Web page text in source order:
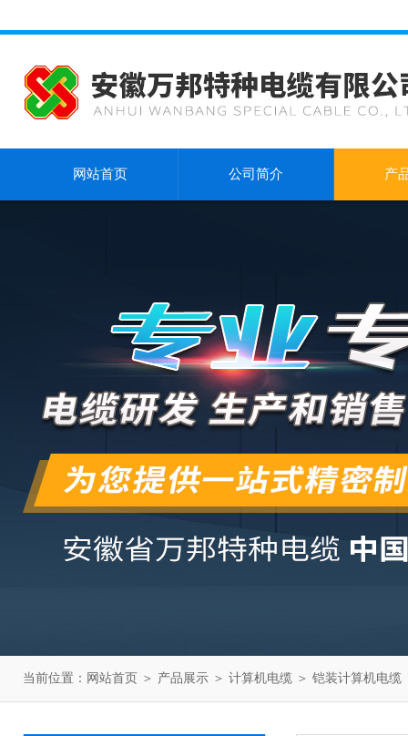
网站首页 公司简介 产
当前位置： 网站首页 ＞ 产品展示 ＞ 计算机电缆 ＞ 铠装计算机电缆